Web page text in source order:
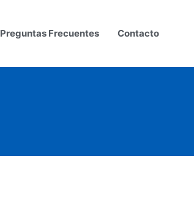
Preguntas Frecuentes Contacto